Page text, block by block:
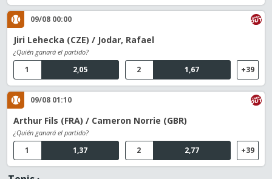
09/08 00:00
Jiri Lehecka (CZE) / Jodar, Rafael
¿Quién ganará el partido?
2,05
1 1,67
2 +39
09/08 01:10
Arthur Fils (FRA) / Cameron Norrie (GBR)
¿Quién ganará el partido?
1,37
1 2,77
2 +39